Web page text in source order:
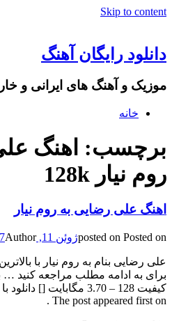
Skip to content
دانلود رایگان آهنگ
موزیک و آهنگ های ایرانی و
خانه
برچسب: اهنگ
روم نیار 128k
اهنگ علی رضایی به روم نیار
posted on Posted on ژوئن 11, 2017 Author
برای به ادامه مطلب مراجعه کنید …
The post appeared first on .